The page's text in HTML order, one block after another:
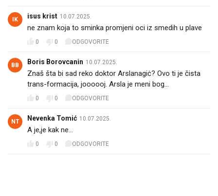
IK isus krist 10.07.2025.
ne znam koja to sminka promjeni oci iz smedih u plave
0 0 ODGOVORITE
BB Boris Borovcanin 10.07.2025.
Znaš šta bi sad reko doktor Arslanagiċ? Ovo ti je čista
trans-formacija, joooooj. Arsla je meni bog...
0 0 ODGOVORITE
NT Nevenka Tomić 10.07.2025.
A je,je kak ne...
0 0 ODGOVORITE